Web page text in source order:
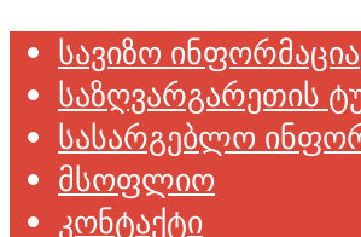
სავიზო ინფორმაცია
საზღვარგარეთის
სასარგებლო
მსოფლიო
კონტაქტი